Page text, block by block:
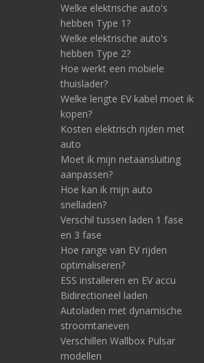
Welke elektrische auto's
hebben Type 1?
Welke elektrische auto's
hebben Type 2?
Hoe werkt een mobiele
thuislader?
Welke lengte EV kabel moet ik
kopen?
Kosten elektrisch rijden met
auto
Moet ik mijn netaansluiting
aanpassen?
Hoe kan ik mijn auto
snelladen?
Verschil tussen laden 1 fase
en 3 fase
Hoe range van EV rijden
optimaliseren?
ESS installeren en EV accu
Bidirectioneel laden
Autoladen met dynamische
stroomtarieven
Verschillen Wallbox Pulsar
modellen